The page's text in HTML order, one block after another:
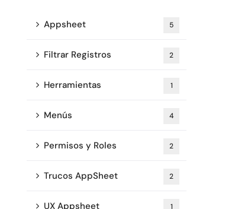
Appsheet 5
Filtrar Registros 2
Herramientas 1
Menús 4
Permisos y Roles 2
Trucos AppSheet 2
UX Appsheet 1